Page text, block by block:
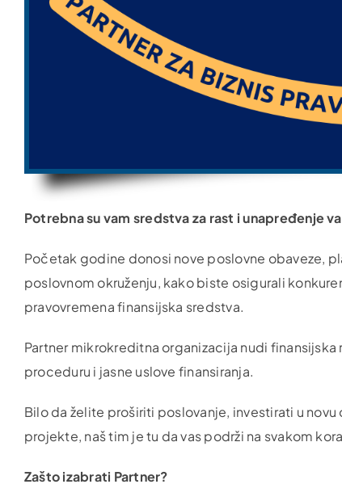
Potrebna su vam sredstva za rast i unapređenje
Početak godine donosi nove poslovne obaveze,
poslovnom okruženju, kako biste osigurali
pravovremena finansijska sredstva.
Partner mikrokreditna organizacija nudi
proceduru i jasne uslove finansiranja.
Bilo da želite proširiti poslovanje, investirati u
projekte, naš tim je tu da vas podrži na svakom
Zašto izabrati Partner?